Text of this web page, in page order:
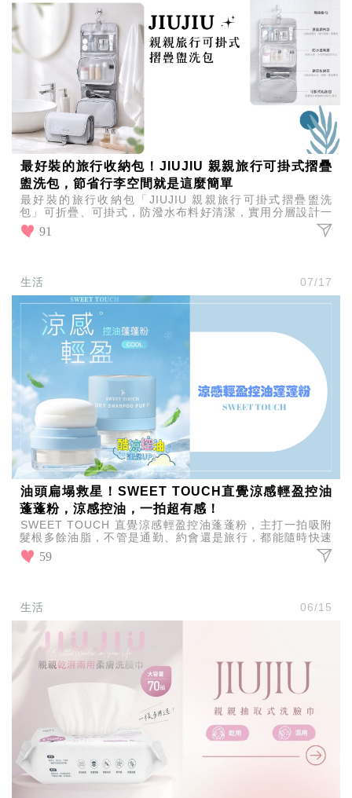
最好裝的旅行收納包！JIUJIU 親親旅行可掛式摺疊
盥洗包，節省行李空間就是這麼簡單
最好裝的旅行收納包「JIUJIU 親親旅行可掛式摺疊盥洗
包」可折疊、可掛式，防潑水布料好清潔，實用分層設計一
目了然，保養品、化妝品全部收進去，收拾行李變得超簡單
91
生活 07/17
油頭扁塌救星！SWEET TOUCH直覺涼感輕盈控油
蓬蓬粉，涼感控油，一拍超有感！
SWEET TOUCH 直覺涼感輕盈控油蓬蓬粉，主打一拍吸附
髮根多餘油脂，不管是通勤、約會還是旅行，都能隨時快速
補救扁塌與油頭，讓髮型整天維持清爽有型。
59
生活 06/15